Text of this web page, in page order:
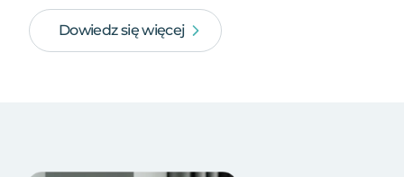
Dowiedz się więcej